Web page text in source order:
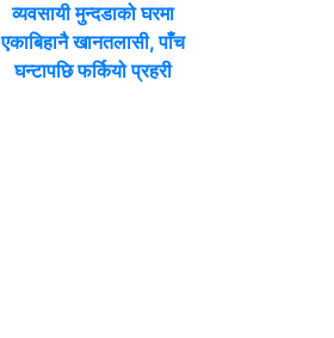
व्यवसायी मुन्दडाको घरमा
एकाबिहानै खानतलासी, पाँच
घन्टापछि फर्कियो प्रहरी